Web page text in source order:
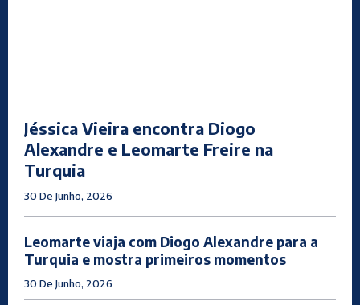
Jéssica Vieira encontra Diogo
Alexandre e Leomarte Freire na
Turquia
30 De Junho, 2026
Leomarte viaja com Diogo Alexandre para a
Turquia e mostra primeiros momentos
30 De Junho, 2026